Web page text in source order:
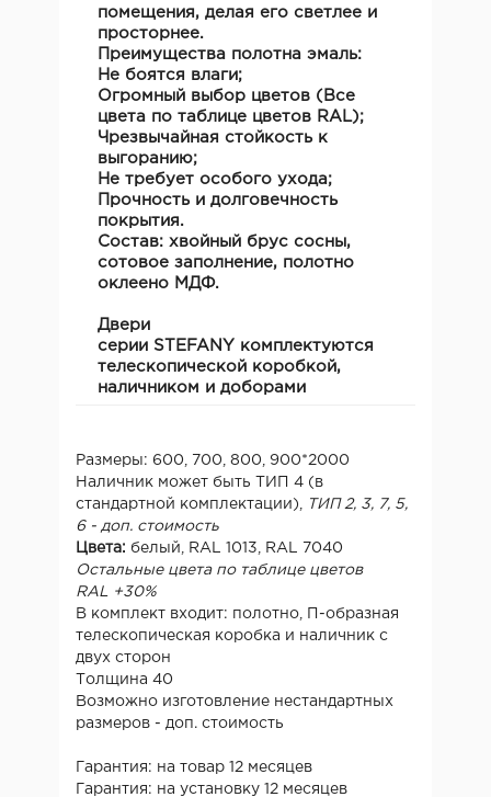
помещения, делая его светлее и
просторнее.
Преимущества полотна эмаль:
Не боятся влаги;
Огромный выбор цветов (Все
цвета по таблице цветов RAL);
Чрезвычайная стойкость к
выгоранию;
Не требует особого ухода;
Прочность и долговечность
покрытия.
Состав: хвойный брус сосны,
сотовое заполнение, полотно
оклеено МДФ.
Двери
серии STEFANY комплектуются
телескопической коробкой,
наличником и доборами
Размеры: 600, 700, 800, 900*2000
Наличник может быть ТИП 4 (в
стандартной комплектации),
ТИП 2, 3, 7, 5,
6 - доп. стоимость
Цвета: белый, RAL 1013, RAL 7040
Остальные цвета по таблице цветов
RAL +30%
В комплект входит: полотно, П-образная
телескопическая коробка и наличник с
двух сторон
Толщина 40
Возможно изготовление нестандартных
размеров - доп. стоимость
Гарантия: на товар 12 месяцев
Гарантия: на установку 12 месяцев